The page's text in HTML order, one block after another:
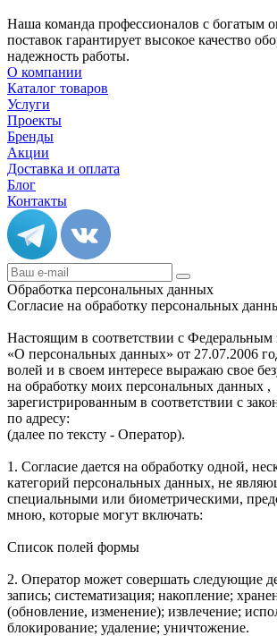
Наша команда профессионалов с богатым
поставок гарантирует высокое качество
надежность работы.
О компании
Каталог товаров
Услуги
Проекты
Бренды
Акции
Доставка и оплата
Блог
Контакты
Обработка персональных данных
Согласие на обработку персональных
Настоящим в соответствии с
«О персональных данных» от 27.07.2006
волей и в своем интересе выражаю свое
на обработку моих персональных данных ,
зарегистрированным в соответствии с
по адресу:
(далее по тексту - Оператор).
1. Согласие дается на обработку одной,
категорий персональных данных, не
специальными или биометрическими,
мною, которые могут включать:
Список полей формы
2. Оператор может совершать следующие
запись; систематизация; накопление;
(обновление, изменение); извлечение;
блокирование; удаление; уничтожение.